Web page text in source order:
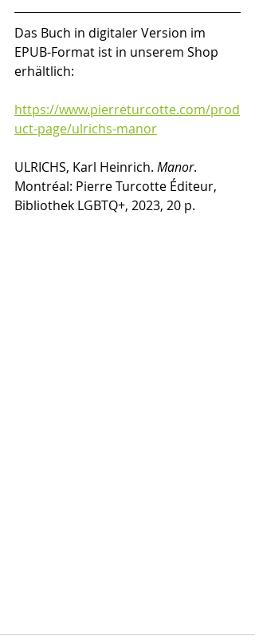
Das Buch in digitaler Version im
EPUB-Format ist in unserem Shop
erhältlich:
https://www.pierreturcotte.com/prod
uct-page/ulrichs-manor
ULRICHS, Karl Heinrich. Manor.
Montréal: Pierre Turcotte Éditeur,
Bibliothek LGBTQ+, 2023, 20 p.